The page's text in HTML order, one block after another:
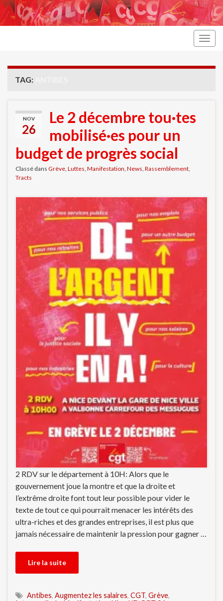
TAG:
NOV
26
Le 2 décembre tou·tes
mobilisé·es pour un
budget de progrès social
Classé dans Grève Luttes Manifestation News Rassemblement
Tracts
2 RDV sur le département à 10H: Alors que le
gouvernement joue la montre et que la droite et
l’extrême droite font tout leur possible pour vider le
texte de tout ce qui pourrait menacer les intérêts des
ultra-riches et des grandes entreprises, il est plus que
jamais nécessaire de maintenir la pression pour gagner …
Lire la suite
Antibes, Augmentez les salaires, CGT, Grève,